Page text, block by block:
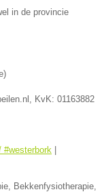
in de provincie
)
, KvK: 01163882
#westerbork
Bekkenfysiotherapie,